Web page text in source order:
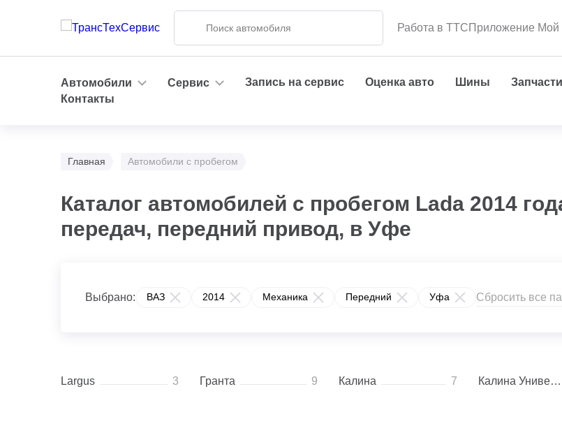
Работа в ТТСПриложение
Автомобили Сервис Запись на сервис Оценка авто Шины
Контакты
Главная Автомобили с пробегом
Каталог автомобилей с пробегом Lada 2014
передач, передний привод, в Уфе
Выбрано: ВАЗ 2014 Механика Передний Уфа Сбросить все
Largus 3 Гранта 9 Калина 7 Калина Универсал